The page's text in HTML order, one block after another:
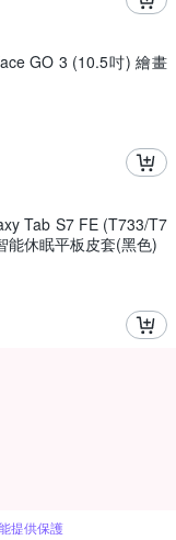
GO 3 (10.5吋) 繪畫
Tab S7 FE (T733/T7
能休眠平板皮套(黑色)
提供保護